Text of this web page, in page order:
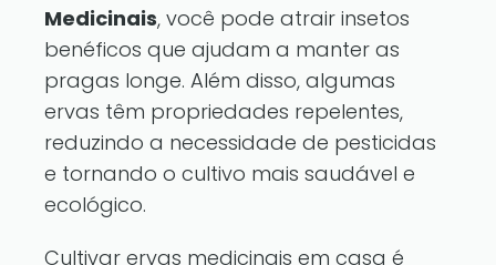
Medicinais, você pode atrair insetos
benéficos que ajudam a manter as
pragas longe. Além disso, algumas
ervas têm propriedades repelentes,
reduzindo a necessidade de pesticidas
e tornando o cultivo mais saudável e
ecológico.
Cultivar ervas medicinais em casa é